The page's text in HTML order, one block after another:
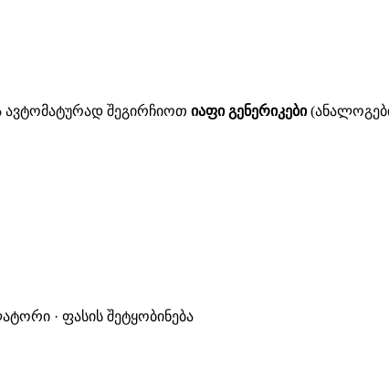
ავტომატურად შეგირჩიოთ იაფი გენერიკები
· ფასის შეტყობინება